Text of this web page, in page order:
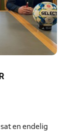
en endelig